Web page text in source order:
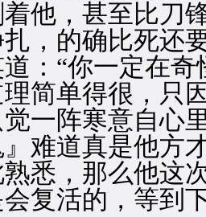
他，甚至比刀
的确比死还
“你一定在奇
简单得很，只
阵寒意自心
道真是他方才
悉，那么他这
会复活的，等到